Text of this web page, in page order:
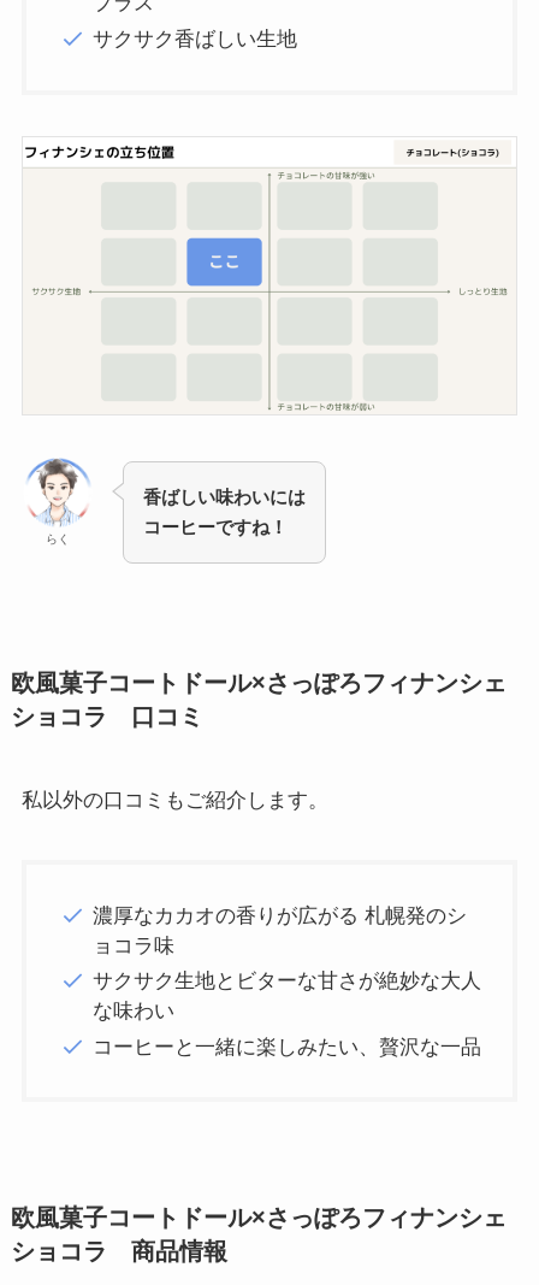
サクサク香ばしい生地
らく
香ばしい味わいには
コーヒーですね！
欧風菓子コートドール×さっぽろフィナンシェ
ショコラ 口コミ
私以外の口コミもご紹介します。
濃厚なカカオの香りが広がる 札幌発のシ
ョコラ味
サクサク生地とビターな甘さが絶妙な大人
な味わい
コーヒーと一緒に楽しみたい、贅沢な一品
欧風菓子コートドール×さっぽろフィナンシェ
ショコラ 商品情報